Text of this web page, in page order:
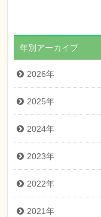
年別アーカイブ
2026年
2025年
2024年
2023年
2022年
2021年